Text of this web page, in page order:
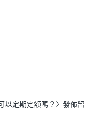
以定期定額嗎？ 〉發佈留